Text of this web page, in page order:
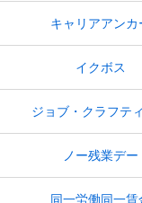
キャリアアンカ
イクボス
ジョブ・クラフテ
ノー残業デー
同一労働同一賃